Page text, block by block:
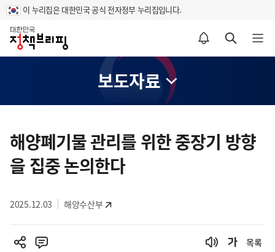
이 누리집은 대한민국 공식 전자정부 누리집입니다.
홈
알림설정 바로가기 검색 바로가기 메뉴 열기
보도자료
텐
츠
영
해양폐기물 관리를 위한 중장기 방향
을 집중 논의한다
2025.12.03 해양수산부
목록